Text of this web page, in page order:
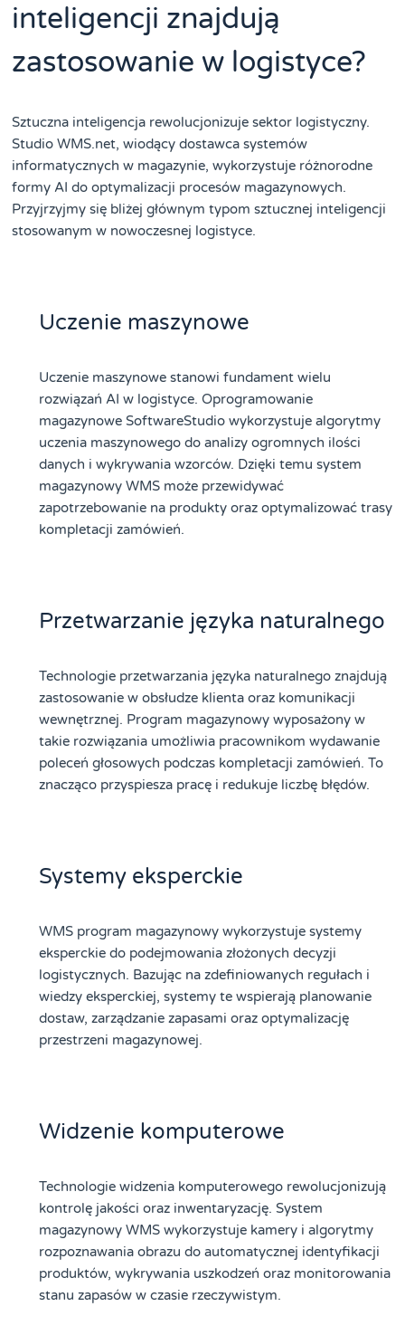
inteligencji znajdują
zastosowanie w logistyce?
Sztuczna inteligencja rewolucjonizuje sektor logistyczny.
Studio WMS.net, wiodący dostawca systemów
informatycznych w magazynie, wykorzystuje różnorodne
formy AI do optymalizacji procesów magazynowych.
Przyjrzyjmy się bliżej głównym typom sztucznej inteligencji
stosowanym w nowoczesnej logistyce.
Uczenie maszynowe
Uczenie maszynowe stanowi fundament wielu
rozwiązań AI w logistyce. Oprogramowanie
magazynowe SoftwareStudio wykorzystuje algorytmy
uczenia maszynowego do analizy ogromnych ilości
danych i wykrywania wzorców. Dzięki temu system
magazynowy WMS może przewidywać
zapotrzebowanie na produkty oraz optymalizować trasy
kompletacji zamówień.
Przetwarzanie języka naturalnego
Technologie przetwarzania języka naturalnego znajdują
zastosowanie w obsłudze klienta oraz komunikacji
wewnętrznej. Program magazynowy wyposażony w
takie rozwiązania umożliwia pracownikom wydawanie
poleceń głosowych podczas kompletacji zamówień. To
znacząco przyspiesza pracę i redukuje liczbę błędów.
Systemy eksperckie
WMS program magazynowy wykorzystuje systemy
eksperckie do podejmowania złożonych decyzji
logistycznych. Bazując na zdefiniowanych regułach i
wiedzy eksperckiej, systemy te wspierają planowanie
dostaw, zarządzanie zapasami oraz optymalizację
przestrzeni magazynowej.
Widzenie komputerowe
Technologie widzenia komputerowego rewolucjonizują
kontrolę jakości oraz inwentaryzację. System
magazynowy WMS wykorzystuje kamery i algorytmy
rozpoznawania obrazu do automatycznej identyfikacji
produktów, wykrywania uszkodzeń oraz monitorowania
stanu zapasów w czasie rzeczywistym.